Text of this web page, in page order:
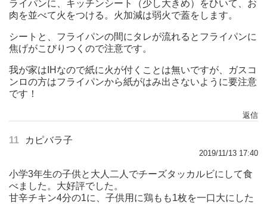
ライパンに、キッチンシート（少し大きめ）をひいて、お
肉を並べて火をつける。火加減は弱火で蓋をします。
シートと、フライパンの間にタレが流れるとフライパンに
焦げがこびりつくので注意です。
我が家はIHなので紙に火が付くことは無いですが、ガスコ
ンロの方はフライパンから紙がはみ出さないように要注意
です！
返信
11 カピバラ子
2019/11/13 17:40
小学3年生の子供と大人二人でチーズタッカルビにして食
べました。大好評でした。
甘辛チキン4分の1に、子供用に鶏もも1枚を一口大にした